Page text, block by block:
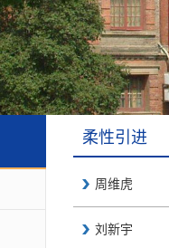
柔性引进
周维虎
刘新宇